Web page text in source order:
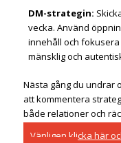
DM-strategin:
vecka. Använd
innehåll och
mänsklig och
Nästa gång du undrar
att kommentera
både relationer och
Vänligen klicka här